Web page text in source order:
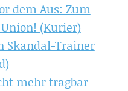
dem Aus: Zum
Union! (Kurier)
Skandal-Trainer
mehr tragbar